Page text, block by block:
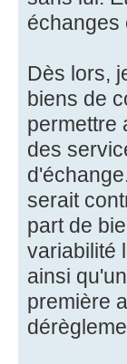
échanges
Dès lors,
biens de
permettre
des
serait
part de
variabilité
ainsi
première